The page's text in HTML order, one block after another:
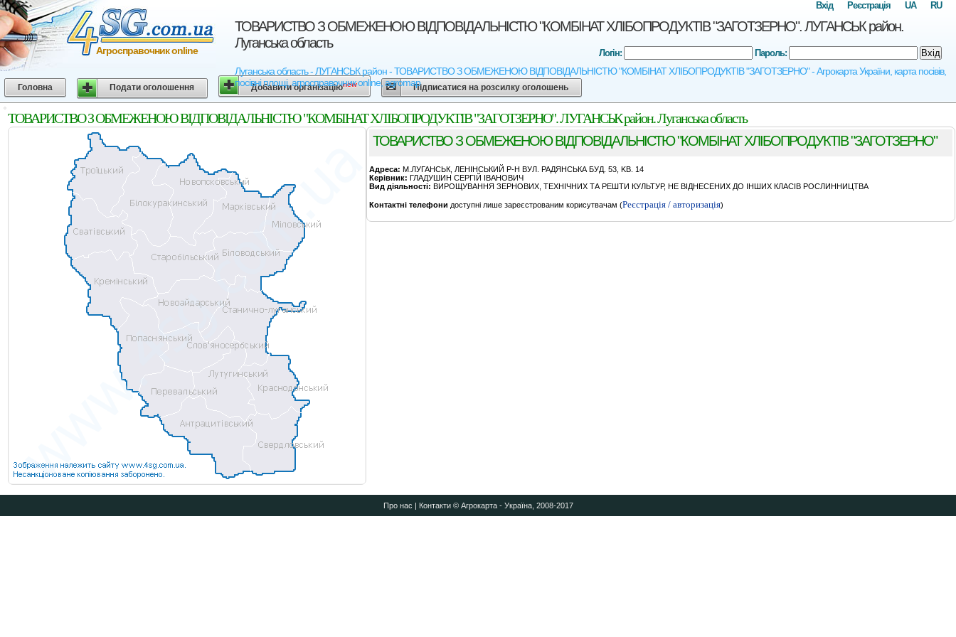
ТОВАРИСТВО З ОБМЕЖЕНОЮ ВIДПОВIДАЛЬНIСТЮ "КОМБIНАТ ХЛIБОПРОДУКТIВ "ЗАГОТЗЕРНО". ЛУГАНСЬК район.
Луганська область
Луганська область - ЛУГАНСЬК район - ТОВАРИСТВО З ОБМЕЖЕНОЮ ВIДПОВIДАЛЬНIСТЮ "КОМБIНАТ ХЛIБОПРОДУКТIВ "ЗАГОТЗЕРНО" - Агрокарта України, карта посівів,
посівні площі, агросправочник online, agromap
Агросправочник online
RU
UA
Реєстрація
Вхід
Логін: Пароль: Вхід
Головна Подати оголошення Добавити організаціюnew Підписатися на розсилку оголошень
ТОВАРИСТВО З ОБМЕЖЕНОЮ ВIДПОВIДАЛЬНIСТЮ "КОМБIНАТ ХЛIБОПРОДУКТIВ "ЗАГОТЗЕРНО". ЛУГАНСЬК район. Луганська область
ТОВАРИСТВО З ОБМЕЖЕНОЮ ВIДПОВIДАЛЬНIСТЮ "КОМБIНАТ ХЛIБОПРОДУКТIВ "ЗАГОТЗЕРНО"
Адреса: М.ЛУГАНСЬК, ЛЕНIНСЬКИЙ Р-Н ВУЛ. РАДЯНСЬКА БУД. 53, KB. 14
Керівник: ГЛАДУШИН СЕРГIЙ IВАНОВИЧ
Вид діяльності: ВИРОЩУВАННЯ ЗЕРНОВИХ, ТЕХНІЧНИХ ТА РЕШТИ КУЛЬТУР, НЕ ВІДНЕСЕНИХ ДО ІНШИХ КЛАСІВ РОСЛИННИЦТВА
Контактні телефони доступні лише зареєстрованим корисутвачам (Реєстрація / авторизація)
Про нас | Контакти© Агрокарта - Україна, 2008-2017